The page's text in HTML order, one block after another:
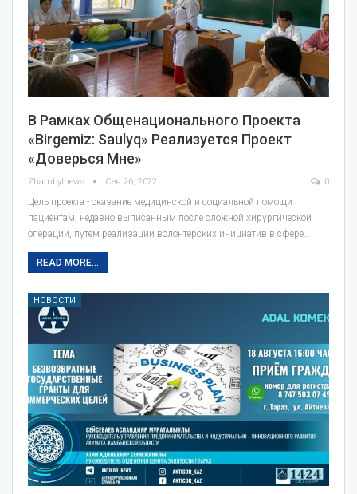
В Рамках Общенационального Проекта
«Birgemiz: Saulyq» Реализуется Проект
«Доверься Мне»
Zhambylnews Сен 26, 2022 0
Цель проекта - оказание медицинской и социальной помощи
пациентам, недавно выписанным после сложной хирургической
операции, путем реализации волонтерских инициатив в сфере…
READ MORE...
НОВОСТИ